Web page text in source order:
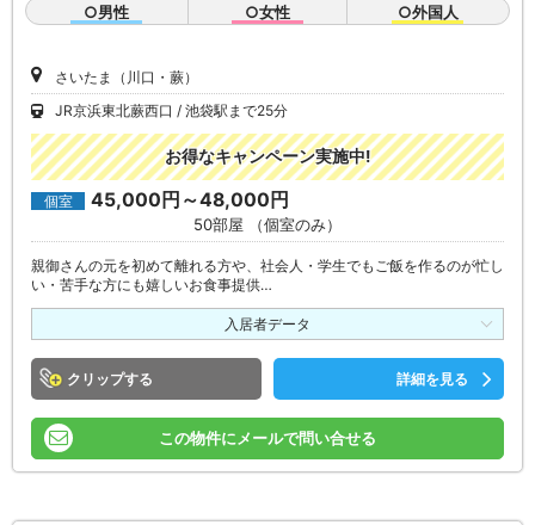
○男性 ○女性 ○外国人
さいたま（川口・蕨）
JR京浜東北蕨西口
池袋駅まで25分
お得なキャンペーン実施中!
個室 45,000円～48,000円
50部屋 （個室のみ）
親御さんの元を初めて離れる方や、社会人・学生でもご飯を作るのが忙し
い・苦手な方にも嬉しいお食事提供…
入居者データ
クリップ 詳細を見る
この物件にメールで問い合せる